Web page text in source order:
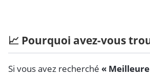
📈 Pourquoi avez-vous
Si vous avez recherché «